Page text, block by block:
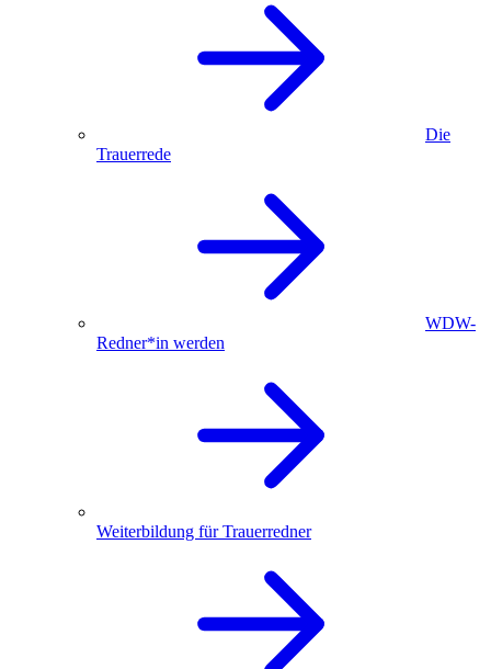
Die
Trauerrede
WDW-
Redner*in werden
Weiterbildung für Trauerredner